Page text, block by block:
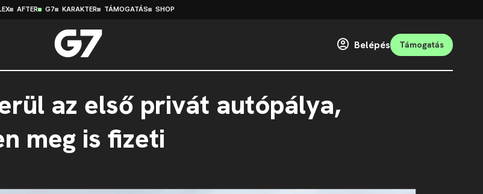
AFTER G7 KARAKTER TÁMOGATÁS SHOP
Belépés Támogatás
az első privát autópálya,
meg is fizeti